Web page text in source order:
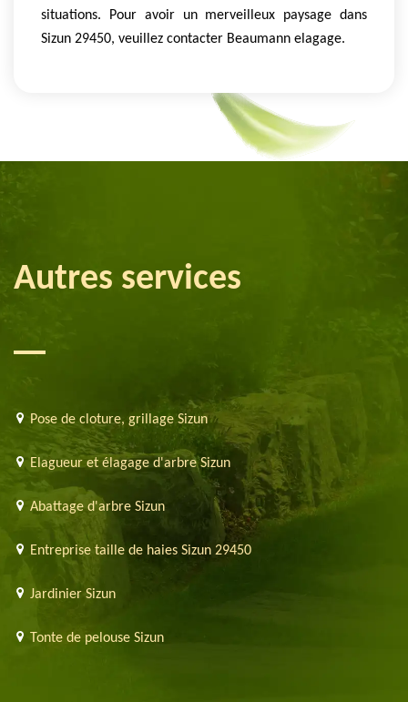
situations. Pour avoir un merveilleux paysage dans
Sizun 29450, veuillez contacter Beaumann elagage.
Autres services
Pose de cloture, grillage Sizun
Elagueur et élagage d'arbre Sizun
Abattage d'arbre Sizun
Entreprise taille de haies Sizun 29450
Jardinier Sizun
Tonte de pelouse Sizun